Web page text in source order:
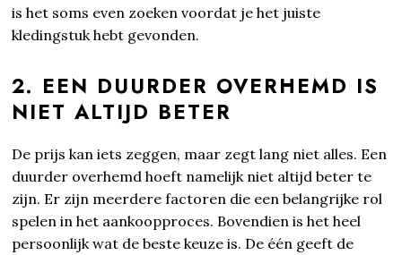
is het soms even zoeken voordat je het juiste
kledingstuk hebt gevonden.
2. EEN DUURDER OVERHEMD IS
NIET ALTIJD BETER
De prijs kan iets zeggen, maar zegt lang niet alles. Een
duurder overhemd hoeft namelijk niet altijd beter te
zijn. Er zijn meerdere factoren die een belangrijke rol
spelen in het aankoopproces. Bovendien is het heel
persoonlijk wat de beste keuze is. De één geeft de